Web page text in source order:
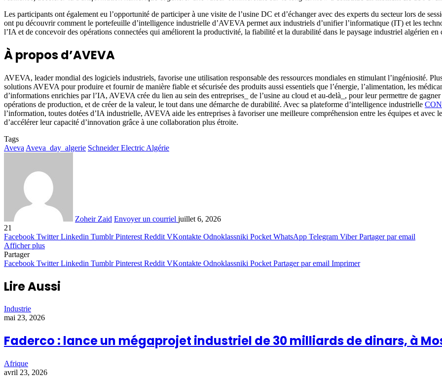
Les participants ont également eu l’opportunité de participer à une visite de l’usine DC et d’échanger avec des experts du secteur lors de
ont pu découvrir comment le portefeuille d’intelligence industrielle d’AVEVA permet aux industriels d’unifier l’informatique (IT) et les
l’IA et de concevoir des opérations connectées qui améliorent la productivité, la fiabilité et la durabilité dans le paysage industriel algérien en
À propos d’AVEVA
AVEVA, leader mondial des logiciels industriels, favorise une utilisation responsable des ressources mondiales en stimulant l’ingéniosité.
solutions AVEVA pour produire et fournir de manière fiable et sécurisée des produits aussi essentiels que l’énergie, l’alimentation, les
d’informations enrichies par l’IA, AVEVA crée du lien au sein des entreprises_ de l’usine au cloud et au-delà_, pour leur permettre de
opérations de production, et de créer de la valeur, le tout dans une démarche de durabilité. Avec sa plateforme d’intelligence industrielle
l’information, toutes dotées d’IA industrielle, AVEVA aide les entreprises à favoriser une meilleure compréhension entre les équipes et avec
d’accélérer leur capacité d’innovation grâce à une collaboration plus étroite.
Tags
Aveva Aveva_day_algerie Schneider Electric Algérie
Zoheir Zaid Envoyer un courriel juillet 6, 2026
21
Facebook Twitter Linkedin Tumblr Pinterest Reddit VKontakte Odnoklassniki Pocket WhatsApp Telegram Viber Partager par email
Afficher plus
Partager
Facebook Twitter Linkedin Tumblr Pinterest Reddit VKontakte Odnoklassniki Pocket Partager par email Imprimer
Lire Aussi
Industrie
mai 23, 2026
Faderco : lance un mégaprojet industriel de 30 milliards de dinars, à
Afrique
avril 23, 2026